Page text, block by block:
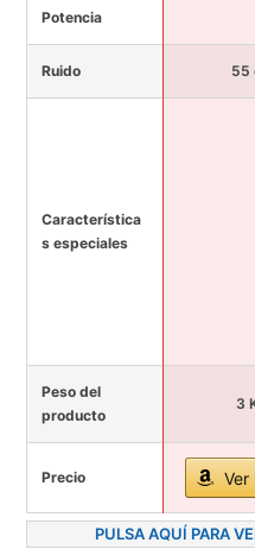
Potencia
Ruido 55
Característica
s especiales
Peso del
producto
3
Precio Ver
PULSA AQUÍ PARA